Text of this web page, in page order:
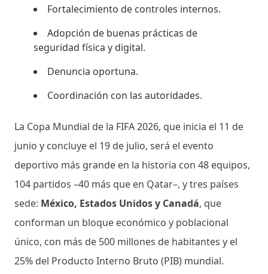
Fortalecimiento de controles internos.
Adopción de buenas prácticas de
seguridad física y digital.
Denuncia oportuna.
Coordinación con las autoridades.
La Copa Mundial de la FIFA 2026, que inicia el 11 de
junio y concluye el 19 de julio, será el evento
deportivo más grande en la historia con 48 equipos,
104 partidos –40 más que en Qatar–, y tres países
sede: México, Estados Unidos y Canadá, que
conforman un bloque económico y poblacional
único, con más de 500 millones de habitantes y el
25% del Producto Interno Bruto (PIB) mundial.